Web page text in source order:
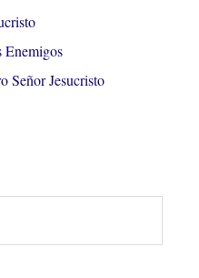
Enemigos
Señor Jesucristo